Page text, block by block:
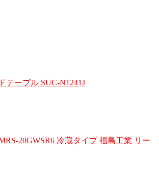
ーブル SUC-N1241J
20GWSR6 冷蔵タイプ 福島工業 リー